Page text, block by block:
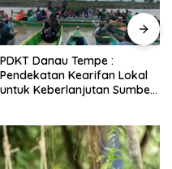
Cara Mengatasi Penyakit
PMK pada Sapi Perah Secara
Alami dan Medis